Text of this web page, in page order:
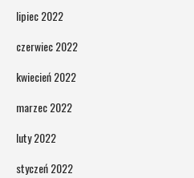
lipiec 2022
czerwiec 2022
kwiecień 2022
marzec 2022
luty 2022
styczeń 2022